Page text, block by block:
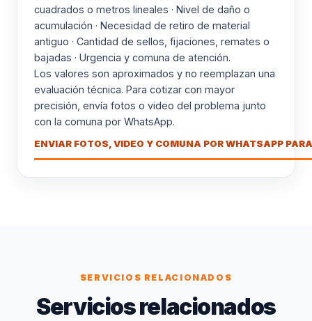
cuadrados o metros lineales · Nivel de daño o
acumulación · Necesidad de retiro de material
antiguo · Cantidad de sellos, fijaciones, remates o
bajadas · Urgencia y comuna de atención.
Los valores son aproximados y no reemplazan una
evaluación técnica. Para cotizar con mayor
precisión, envía fotos o video del problema junto
con la comuna por WhatsApp.
ENVIAR FOTOS, VIDEO Y COMUNA POR WHATSAPP
SERVICIOS RELACIONADOS
Servicios relacionados